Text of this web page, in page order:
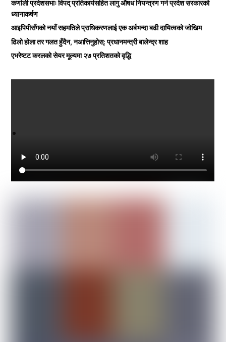
कर्णाली प्रदेशसभाः विपद् प्रतिकार्यसहित लागु औषध नियन्त्रण गर्न प्रदेश सरकारको
ध्यानाकर्षण
आइपिपीसँगको नयाँ सहमतिले प्राधिकरणलाई एक अर्बभन्दा बढी दायित्वको जोखिम
ढिलो होला तर गलत हुँदैन, नआत्तिनुहोस्: प्रधानमन्त्री बालेन्द्र शाह
एभरेष्टट करलको सेयर मूल्यमा २७ प्रतिशतको वृद्धि